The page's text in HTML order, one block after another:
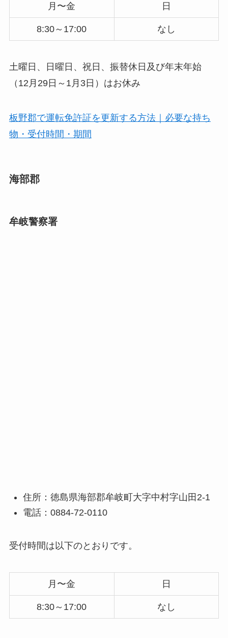
月〜金 日
8:30～17:00 なし
土曜日、日曜日、祝日、振替休日及び年末年始
（12月29日～1月3日）はお休み
板野郡で運転免許証を更新する方法｜必要な持ち
物・受付時間・期間
海部郡
牟岐警察署
住所：徳島県海部郡牟岐町大字中村字山田2-1
電話：0884-72-0110
受付時間は以下のとおりです。
月〜金 日
8:30～17:00 なし